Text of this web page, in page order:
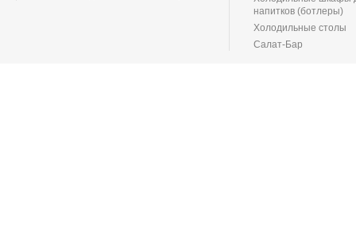
напитков (ботлеры)
Холодильные столы
Салат-Бар